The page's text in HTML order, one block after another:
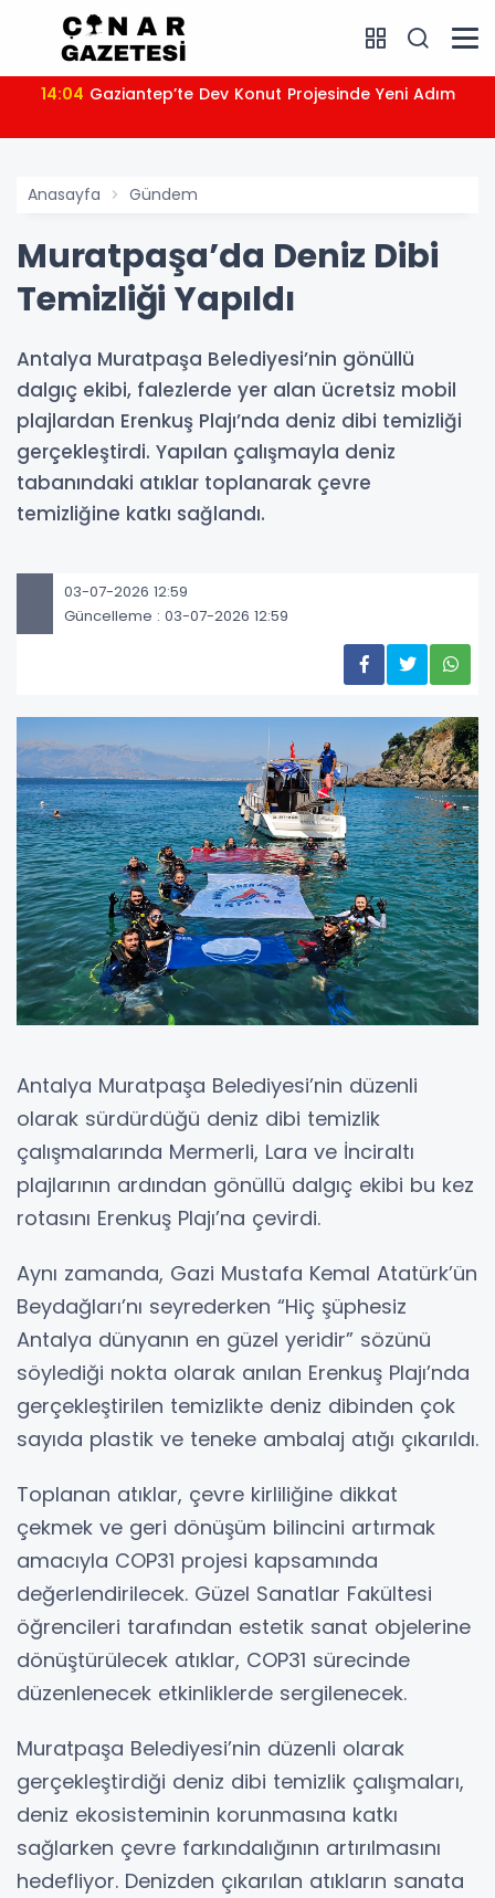
14:04 Gaziantep’te Dev Konut Projesinde Yeni Adım
Anasayfa Gündem
Muratpaşa’da Deniz Dibi
Temizliği Yapıldı
Antalya Muratpaşa Belediyesi’nin gönüllü
dalgıç ekibi, falezlerde yer alan ücretsiz mobil
plajlardan Erenkuş Plajı’nda deniz dibi temizliği
gerçekleştirdi. Yapılan çalışmayla deniz
tabanındaki atıklar toplanarak çevre
temizliğine katkı sağlandı.
03-07-2026 12:59
Güncelleme : 03-07-2026 12:59
Antalya Muratpaşa Belediyesi’nin düzenli
olarak sürdürdüğü deniz dibi temizlik
çalışmalarında Mermerli, Lara ve İnciraltı
plajlarının ardından gönüllü dalgıç ekibi bu kez
rotasını Erenkuş Plajı’na çevirdi.
Aynı zamanda, Gazi Mustafa Kemal Atatürk’ün
Beydağları’nı seyrederken “Hiç şüphesiz
Antalya dünyanın en güzel yeridir” sözünü
söylediği nokta olarak anılan Erenkuş Plajı’nda
gerçekleştirilen temizlikte deniz dibinden çok
sayıda plastik ve teneke ambalaj atığı çıkarıldı.
Toplanan atıklar, çevre kirliliğine dikkat
çekmek ve geri dönüşüm bilincini artırmak
amacıyla COP31 projesi kapsamında
değerlendirilecek. Güzel Sanatlar Fakültesi
öğrencileri tarafından estetik sanat objelerine
dönüştürülecek atıklar, COP31 sürecinde
düzenlenecek etkinliklerde sergilenecek.
Muratpaşa Belediyesi’nin düzenli olarak
gerçekleştirdiği deniz dibi temizlik çalışmaları,
deniz ekosisteminin korunmasına katkı
sağlarken çevre farkındalığının artırılmasını
hedefliyor. Denizden çıkarılan atıkların sanata